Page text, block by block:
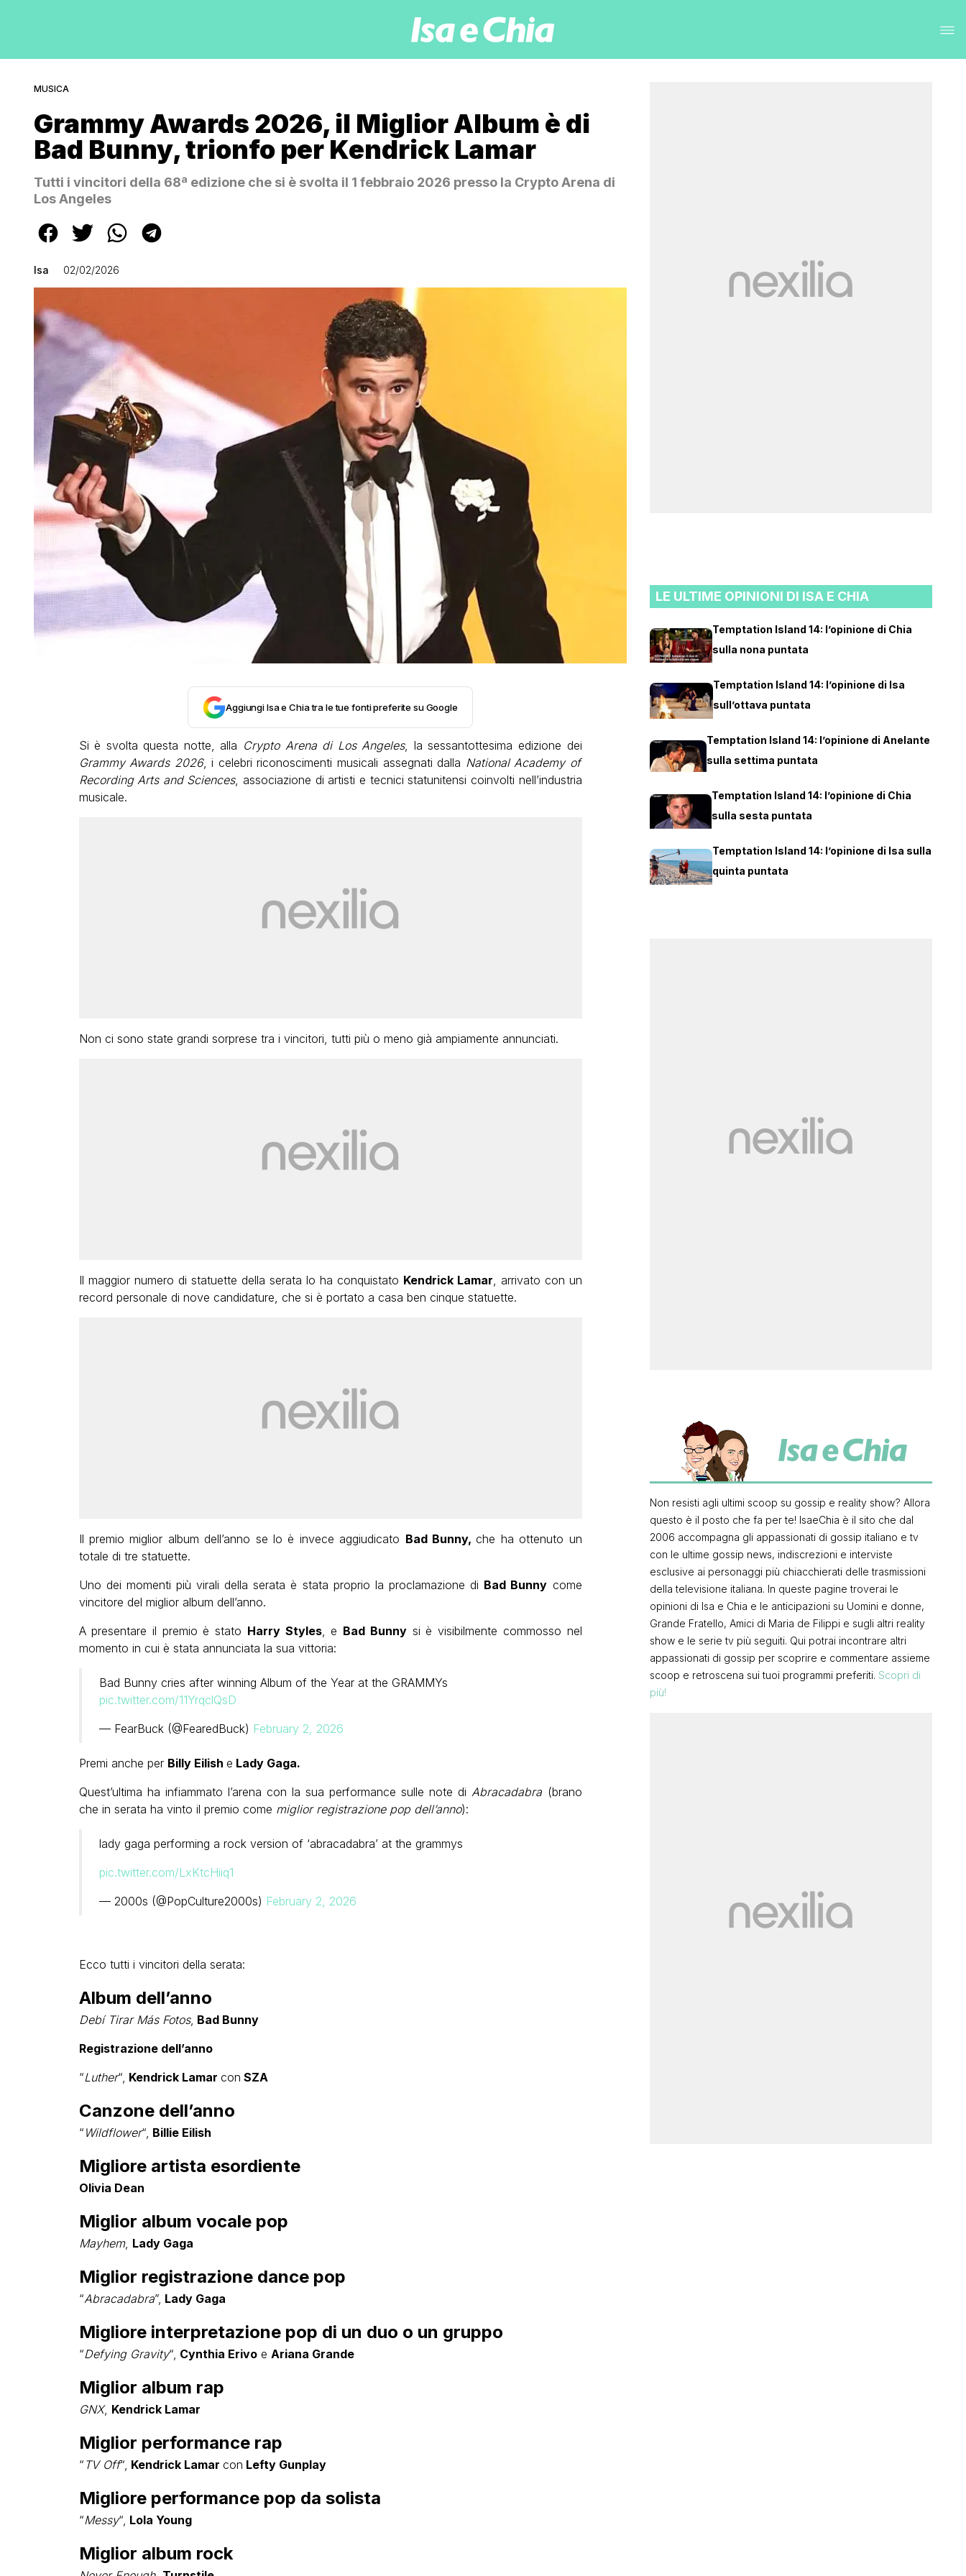
MUSICA
Grammy Awards 2026, il Miglior Album è di
Bad Bunny, trionfo per Kendrick Lamar
Tutti i vincitori della 68ª edizione che si è svolta il 1 febbraio 2026 presso la Crypto Arena di
Los Angeles
Isa 02/02/2026
Aggiungi Isa e Chia tra le tue fonti preferite su Google
Si è svolta questa notte, alla Crypto Arena di Los Angeles, la sessantottesima edizione dei
Grammy Awards 2026, i celebri riconoscimenti musicali assegnati dalla National Academy of
Recording Arts and Sciences, associazione di artisti e tecnici statunitensi coinvolti nell’industria
musicale.
Non ci sono state grandi sorprese tra i vincitori, tutti più o meno già ampiamente annunciati.
Il maggior numero di statuette della serata lo ha conquistato Kendrick Lamar , arrivato con un
record personale di nove candidature, che si è portato a casa ben cinque statuette.
Il premio miglior album dell’anno se lo è invece aggiudicato Bad Bunny,che ha ottenuto un
totale di tre statuette.
Uno dei momenti più virali della serata è stata proprio la proclamazione di Bad Bunny come
vincitore del miglior album dell’anno.
A presentare il premio è stato Harry Styles, e Bad Bunnysi è visibilmente commosso nel
momento in cui è stata annunciata la sua vittoria:
Bad Bunny cries after winning Album of the Year at the GRAMMYs
pic.twitter.com/11YrqclQsD
— FearBuck (@FearedBuck) February 2, 2026
Premi anche per Billy Eilish e Lady Gaga.
Quest’ultima ha infiammato l’arena con la sua performance sulle note di Abracadabra (brano
che in serata ha vinto il premio come miglior registrazione pop dell’anno):
lady gaga performing a rock version of ‘abracadabra’ at the grammys
pic.twitter.com/LxKtcHiiq1
— 2000s (@PopCulture2000s) February 2, 2026
Ecco tutti i vincitori della serata:
Album dell’anno
Debí Tirar Más Fotos, Bad Bunny
Registrazione dell’anno
“Luther“, Kendrick Lamar con SZA
Canzone dell’anno
“ Wildflower“, Billie Eilish
Migliore artista esordiente
Olivia Dean
Miglior album vocale pop
Mayhem, Lady Gaga
Miglior registrazione dance pop
“Abracadabra”, Lady Gaga
Migliore interpretazione pop di un duo o un gruppo
“Defying Gravity“, Cynthia Erivoe Ariana Grande
Miglior album rap
GNX, Kendrick Lamar
Miglior performance rap
“ TV Off“, Kendrick Lamar con Lefty Gunplay
Migliore performance pop da solista
“Messy“, Lola Young
Miglior album rock
LE ULTIME OPINIONI DI ISA E CHIA
Temptation Island 14: l’opinione di Chia
sulla nona puntata
Temptation Island 14: l’opinione di Isa
sull’ottava puntata
Temptation Island 14: l’opinione di Anelante
sulla settima puntata
Temptation Island 14: l’opinione di Chia
sulla sesta puntata
Temptation Island 14: l’opinione di Isa sulla
quinta puntata
Non resisti agli ultimi scoop su gossip e reality show? Allora
questo è il posto che fa per te! IsaeChia è il sito che dal
2006 accompagna gli appassionati di gossip italiano e tv
con le ultime gossip news, indiscrezioni e interviste
esclusive ai personaggi più chiacchierati delle trasmissioni
della televisione italiana. In queste pagine troverai le
opinioni di Isa e Chia e le anticipazioni su Uomini e donne,
Grande Fratello, Amici di Maria de Filippi e sugli altri reality
show e le serie tv più seguiti. Qui potrai incontrare altri
appassionati di gossip per scoprire e commentare assieme
scoop e retroscena sui tuoi programmi preferiti. Scopri di
più!